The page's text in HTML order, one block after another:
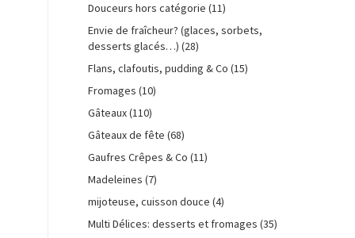
Douceurs hors catégorie (11)
Envie de fraîcheur? (glaces, sorbets,
desserts glacés…) (28)
Flans, clafoutis, pudding & Co (15)
Fromages (10)
Gâteaux(110)
Gâteaux de fête (68)
Gaufres Crêpes & Co (11)
Madeleines (7)
mijoteuse, cuisson douce (4)
Multi Délices: desserts et fromages (35)